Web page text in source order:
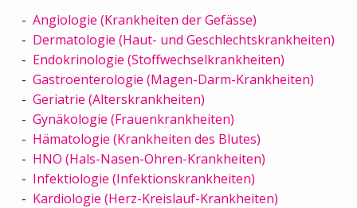
Angiologie (Krankheiten der Gefässe)
Dermatologie (Haut- und Geschlechtskrankheiten)
Endokrinologie (Stoffwechselkrankheiten)
Gastroenterologie (Magen-Darm-Krankheiten)
Geriatrie (Alterskrankheiten)
Gynäkologie (Frauenkrankheiten)
Hämatologie (Krankheiten des Blutes)
HNO (Hals-Nasen-Ohren-Krankheiten)
Infektiologie (Infektionskrankheiten)
Kardiologie (Herz-Kreislauf-Krankheiten)